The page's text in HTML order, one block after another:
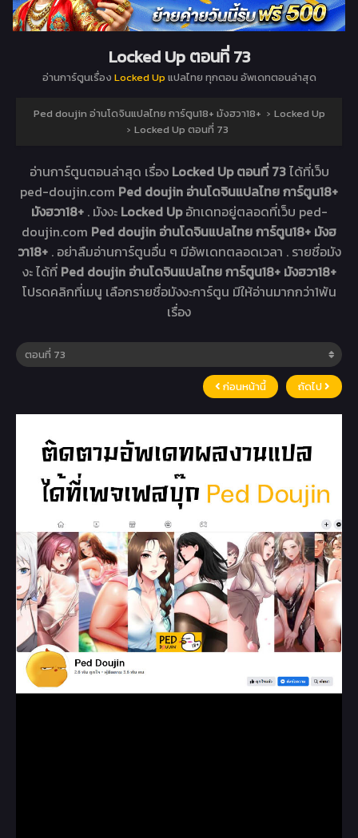
Locked Up ตอนที่ 73
อ่านการ์ตูนเรื่อง Locked Up แปลไทย ทุกตอน อัพเดทตอนล่าสุด
Ped doujin อ่านโดจินแปลไทย การ์ตูน18+ มังฮวา18+ › Locked Up
› Locked Up ตอนที่ 73
อ่านการ์ตูนตอนล่าสุด เรื่อง Locked Up ตอนที่ 73ได้ที่เว็บ
ped-doujin.com Ped doujin อ่านโดจินแปลไทย การ์ตูน18+
มังฮวา18+ . มังงะ Locked Upอัทเดทอยู่ตลอดที่เว็บ ped-
doujin.com Ped doujin อ่านโดจินแปลไทย การ์ตูน18+ มังฮ
วา18+ . อย่าลืมอ่านการ์ตูนอื่น ๆ มีอัพเดทตลอดเวลา . รายชื่อมัง
งะ ได้ที่ Ped doujin อ่านโดจินแปลไทย การ์ตูน18+ มังฮวา18+
โปรดคลิกที่เมนู เลือกรายชื่อมังงะการ์ตูน มีให้อ่านมากกว่า1พัน
เรื่อง
ก่อนหน้านี้ ถัดไป